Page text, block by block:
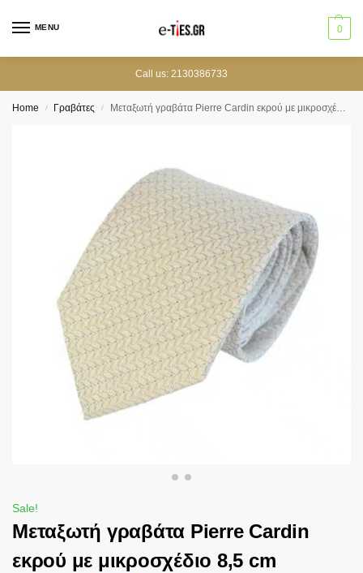
MENU 0
Call us: 2130386733
Home / Γραβάτες / Μεταξωτή γραβάτα Pierre Cardin εκρού με μικροσχέδιο 8,5 cm
Sale!
Μεταξωτή γραβάτα Pierre Cardin
εκρού με μικροσχέδιο 8,5 cm